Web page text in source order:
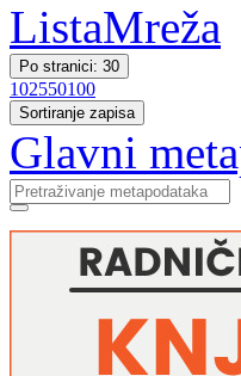
ListaMreža
Po stranici: 30
102550100
Sortiranje zapisa
Glavni